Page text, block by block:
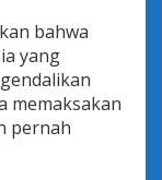
bahwa
yang
memaksakan
pernah